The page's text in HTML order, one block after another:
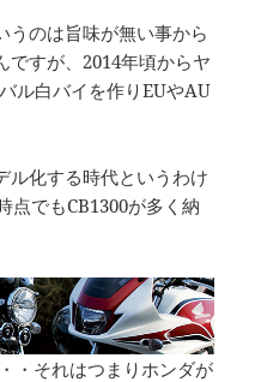
うのは旨味が無い事から
ですが、2014年頃からヤ
ル白バイを作りEUやAU
ル化する時代というわけ
点でもCB1300が多く納
・それはつまりホンダが